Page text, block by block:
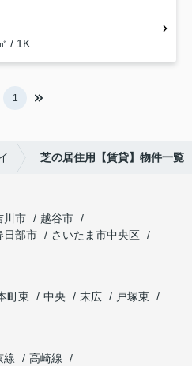
/ 1K
1
芝の居住用【賃貸】物件一覧
川市
越谷市
日部市
さいたま市中央区
町東 中央 末広
戸塚東
線
高崎線